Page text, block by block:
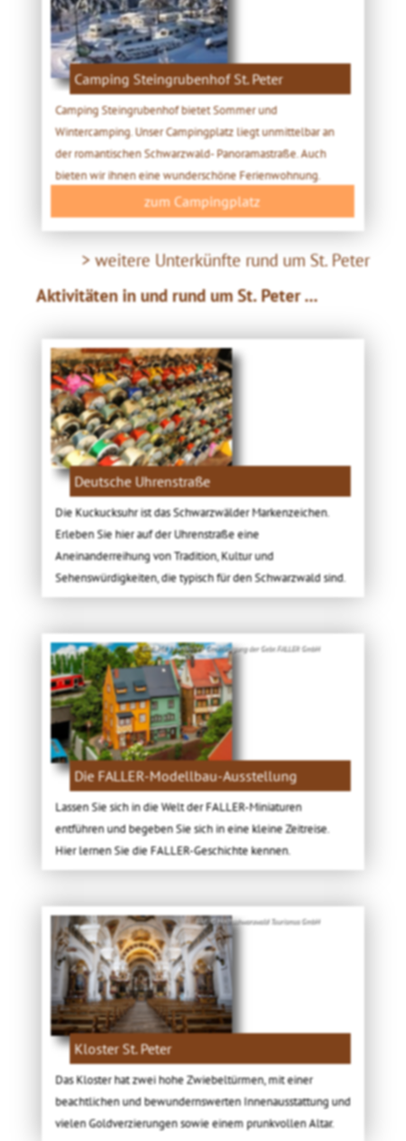
Camping Steingrubenhof St. Peter
Camping Steingrubenhof bietet Sommer und
Wintercamping. Unser Campingplatz liegt unmittelbar an
der romantischen Schwarzwald- Panoramastraße. Auch
bieten wir ihnen eine wunderschöne Ferienwohnung.
zum Campingplatz
> weitere Unterkünfte rund um St. Peter
Aktivitäten in und rund um St. Peter ...
Deutsche Uhrenstraße
Die Kuckucksuhr ist das Schwarzwälder Markenzeichen.
Erleben Sie hier auf der Uhrenstraße eine
Aneinanderreihung von Tradition, Kultur und
Sehenswürdigkeiten, die typisch für den Schwarzwald sind.
Bild: Mit freundlicher Genehmigung der Gebr. FALLER GmbH
Die FALLER-Modellbau-Ausstellung
Lassen Sie sich in die Welt der FALLER-Miniaturen
entführen und begeben Sie sich in eine kleine Zeitreise.
Hier lernen Sie die FALLER-Geschichte kennen.
Bild: © Hochschwarzwald Tourismus GmbH
Kloster St. Peter
Das Kloster hat zwei hohe Zwiebeltürmen, mit einer
beachtlichen und bewundernswerten Innenausstattung und
vielen Goldverzierungen sowie einem prunkvollen Altar.